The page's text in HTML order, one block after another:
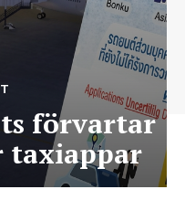
förvartar
taxiappar